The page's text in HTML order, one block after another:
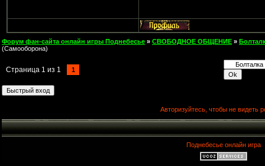
Форум фан-сайта онлайн игры Поднебесье » СВОБОДНОЕ ОБЩЕНИЕ »
(Самооборона)
Страница 1 из 1 1
Авторизуйтесь, чтобы не видеть
Поднебесье онлайн игра